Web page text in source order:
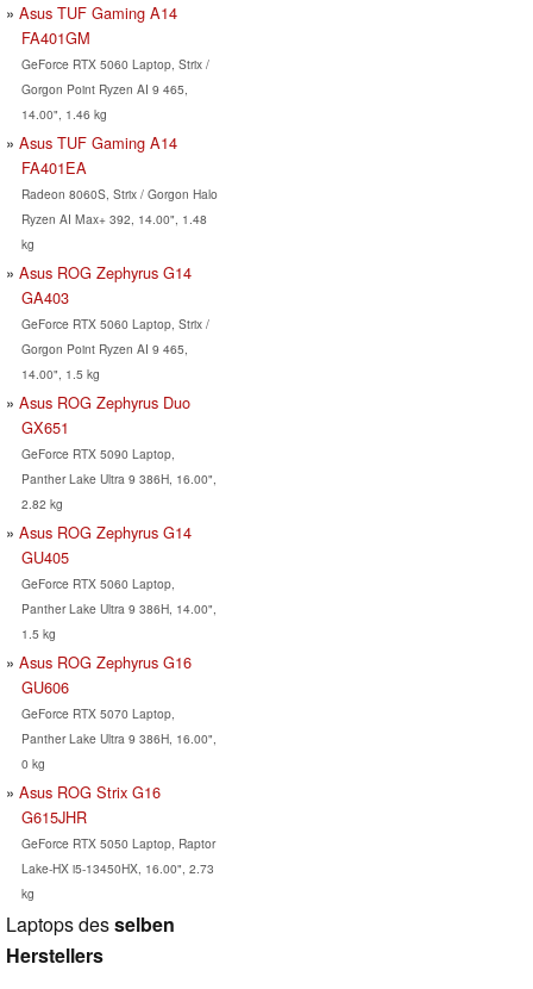
Asus TUF Gaming A14
FA401GM
GeForce RTX 5060 Laptop, Strix /
Gorgon Point Ryzen AI 9 465,
14.00", 1.46 kg
Asus TUF Gaming A14
FA401EA
Radeon 8060S, Strix / Gorgon Halo
Ryzen AI Max+ 392, 14.00", 1.48
kg
Asus ROG Zephyrus G14
GA403
GeForce RTX 5060 Laptop, Strix /
Gorgon Point Ryzen AI 9 465,
14.00", 1.5 kg
Asus ROG Zephyrus Duo
GX651
GeForce RTX 5090 Laptop,
Panther Lake Ultra 9 386H, 16.00",
2.82 kg
Asus ROG Zephyrus G14
GU405
GeForce RTX 5060 Laptop,
Panther Lake Ultra 9 386H, 14.00",
1.5 kg
Asus ROG Zephyrus G16
GU606
GeForce RTX 5070 Laptop,
Panther Lake Ultra 9 386H, 16.00",
0 kg
Asus ROG Strix G16
G615JHR
GeForce RTX 5050 Laptop, Raptor
Lake-HX i5-13450HX, 16.00", 2.73
kg
Laptops desselben
Herstellers